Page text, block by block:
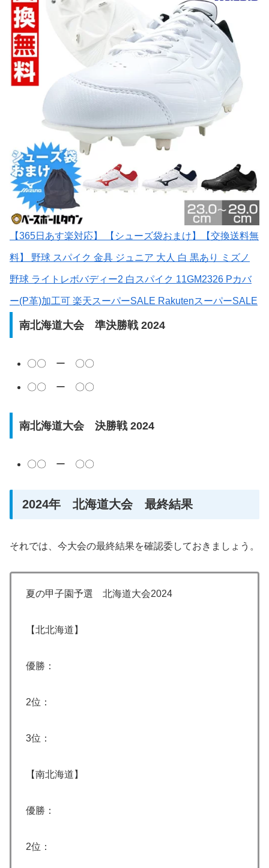
【365日あす楽対応】 【シューズ袋おまけ】【交換送料無
料】 野球 スパイク 金具 ジュニア 大人 白 黒あり ミズノ
野球 ライトレボバディー2 白スパイク 11GM2326 Pカバ
ー(P革)加工可 楽天スーパーSALE RakutenスーパーSALE
南北海道大会 準決勝戦 2024
〇〇 ー 〇〇
〇〇 ー 〇〇
南北海道大会 決勝戦 2024
〇〇 ー 〇〇
2024年 北海道大会 最終結果
それでは、今大会の最終結果を確認委しておきましょう。
夏の甲子園予選 北海道大会2024
【北北海道】
優勝：
2位：
3位：
【南北海道】
優勝：
2位：